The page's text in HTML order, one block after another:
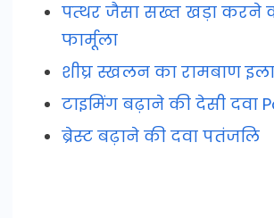
पत्थर जैसा सख्त खड़ा करने
फार्मूला
शीघ्र स्खलन का रामबाण
टाइमिंग बढ़ाने की देसी दवा
ब्रेस्ट बढ़ाने की दवा पतंजलि